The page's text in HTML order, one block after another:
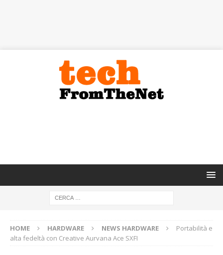
HOME HARDWARE NEWS HARDWARE
Portabilità e
alta fedeltà con Creative Aurvana Ace SXFI